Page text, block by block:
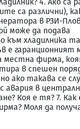
са различни),
в РЗИ-
може да подава
към хладилника
е гаранционният
местна фирма,
в спешен
ако такава се
авария в
Коя е тя? 7. Как
Моля да